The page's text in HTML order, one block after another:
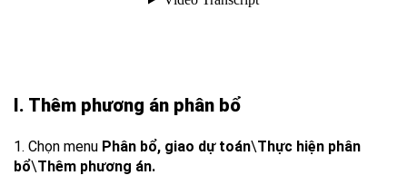
I. Thêm phương án phân bổ
1. Chọn menu Phân bổ, giao dự toán\Thực hiện phân
bổ\Thêm phương án.